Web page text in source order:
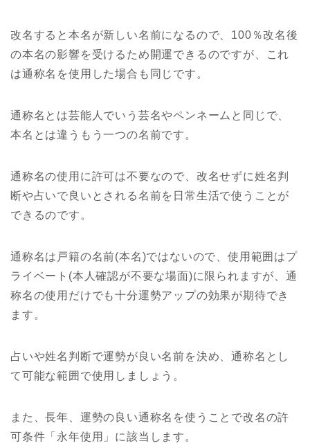
改名すると本名が新しい名前になるので、100％改名後
の本名の影響を受けるため開運できるのですが、これ
は通称名を使用した場合も同じです。
通称名とは芸能人でいう芸名やペンネームと同じで、
本名とは違うもう一つの名前です。
通称名の使用に許可は不要なので、改名せずに姓名判
断や占いで良いとされる名前を日常生活で使うことが
できるのです。
通称名は戸籍の名前(本名)ではないので、使用範囲はプ
ライベート(本人確認が不要な場面)に限られますが、通
称名の使用だけでも十分運勢アップの効果が期待でき
ます。
占いや姓名判断で運勢が良い名前を決め、通称名とし
て可能な範囲で使用しましょう。
また、長年、運勢の良い通称名を使うことで改名の許
可条件「永年使用」に該当します。